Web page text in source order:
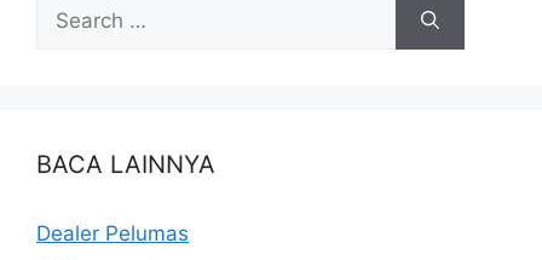
BACA LAINNYA
Dealer Pelumas